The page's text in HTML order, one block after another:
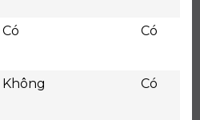
Có Có
Không Có